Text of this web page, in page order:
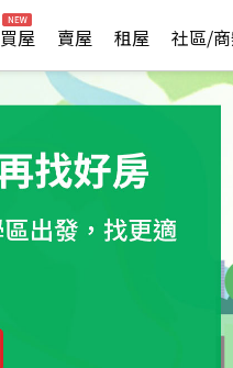
買屋 賣屋 租屋 社區/